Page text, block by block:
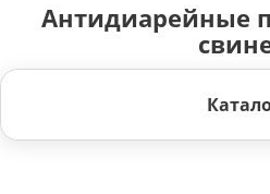
Антидиарейные